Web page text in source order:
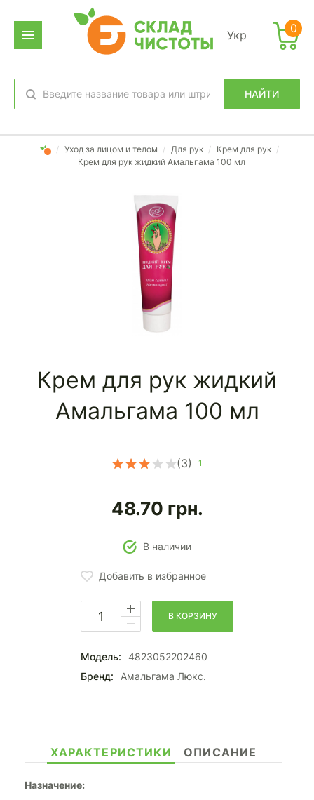
Укр
НАЙТИ
избранное вход
0
/ Уход за лицом и телом / Для рук / Крем для рук /
Крем для рук жидкий Амальгама 100 мл
Крем для рук жидкий
Амальгама 100 мл
(3) 1
48.70 грн.
В наличии
Добавить в избранное
В КОРЗИНУ
Модель:
4823052202460
Бренд:
Амальгама Люкс.
ХАРАКТЕРИСТИКИ ОПИСАНИЕ
Назначение: